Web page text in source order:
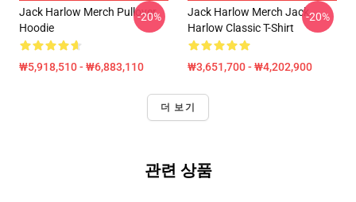
Jack Harlow Merch Pullover
Hoodie
₩5,918,510 - ₩6,883,110
-20%
Jack Harlow Merch Jack
Harlow Classic T-Shirt
₩3,651,700 - ₩4,202,900
-20%
더 보기
관련 상품